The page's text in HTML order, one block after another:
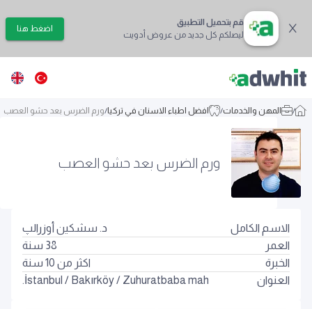
قم بتحميل التطبيق
ليصلكم كل جديد من عروض أدويت
اضغط هنا
/ المهن والخدمات/ افضل اطباء الاسنان في تركيا/ورم الضرس بعد حشو العصب
ورم الضرس بعد حشو العصب
الاسم الكامل
د. سشكين أوزرالپ
العمر
38 سنة
الخبرة
اكثر من 10 سنة
العنوان
İstanbul / Bakırköy/ Zuhuratbaba mah.